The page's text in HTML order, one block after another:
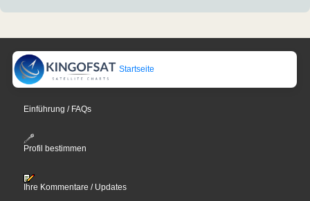
Startseite
Einführung / FAQs
Profil bestimmen
Ihre Kommentare / Updates